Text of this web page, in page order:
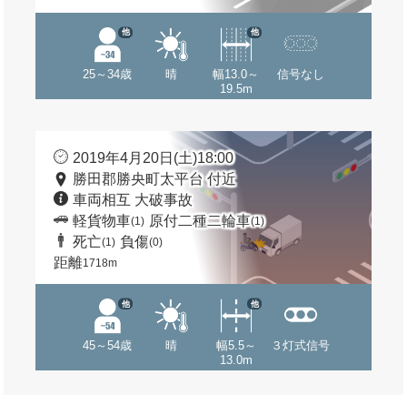
25～34歳
他
晴
幅13.0～
19.5m
他
信号なし
2019年4月20日(土)18:00
勝田郡勝央町太平台 付近
車両相互 大破事故
軽貨物車(1) 原付二種二輪車(1)
死亡(1) 負傷(0)
距離1718m
45～54歳
他
晴
幅5.5～
13.0m
他
３灯式信号